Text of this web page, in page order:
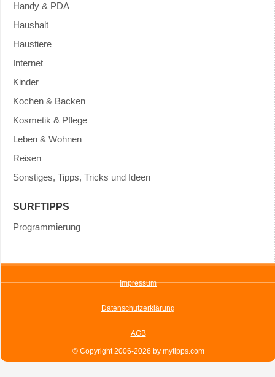
Handy & PDA
Haushalt
Haustiere
Internet
Kinder
Kochen & Backen
Kosmetik & Pflege
Leben & Wohnen
Reisen
Sonstiges, Tipps, Tricks und Ideen
SURFTIPPS
Programmierung
Impressum
Datenschutzerklärung
AGB
© Copyright 2006-2026 by mytipps.com